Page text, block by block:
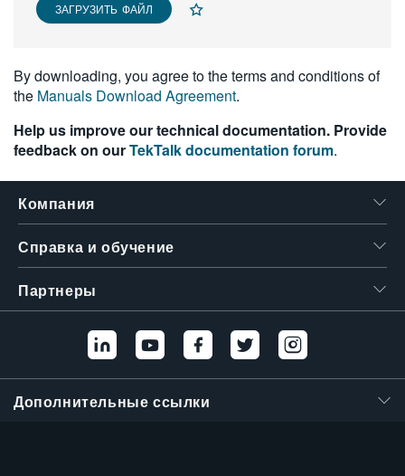
日本語
繁體中文
ЗАГРУЗИТЬ ФАЙЛ
By downloading, you agree to the terms and conditions of
the Manuals Download Agreement.
Help us improve our technical documentation. Provide
feedback on ourTekTalk documentation forum.
Компания
Справка и обучение
Партнеры
Дополнительные ссылки